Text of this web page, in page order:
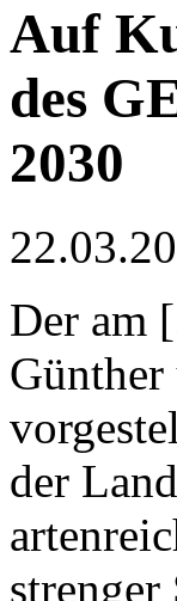
Auf
des
2030
Der am
der